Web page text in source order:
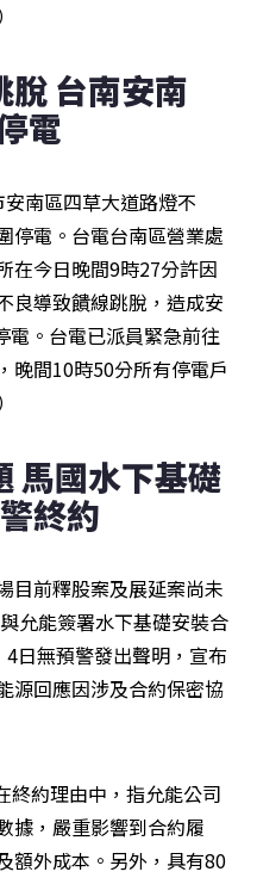
脫 台南安南
電
南區四草大道路燈不
停電。台電台南區營業處
在今日晚間9時27分許因
良導致饋線跳脫，造成安
電。台電已派員緊急前往
晚間10時50分所有停電戶
馬國水下基礎
終約
目前釋股案及展延案尚未
允能簽署水下基礎安裝合
日無預警發出聲明，宣布
源回應因涉及合約保密協
終約理由中，指允能公司
據，嚴重影響到合約履
額外成本。另外，具有80